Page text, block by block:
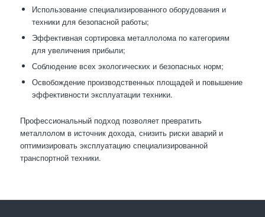
Использование специализированного оборудования и
техники для безопасной работы;
Эффективная сортировка металлолома по категориям
для увеличения прибыли;
Соблюдение всех экологических и безопасных норм;
Освобождение производственных площадей и повышение
эффективности эксплуатации техники.
Профессиональный подход позволяет превратить
металлолом в источник дохода, снизить риски аварий и
оптимизировать эксплуатацию специализированной
транспортной техники.